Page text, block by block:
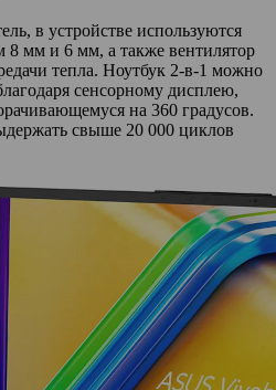
в устройстве используются
8 мм и 6 мм, а также вентилятор
тепла. Ноутбук 2-в-1 можно
сенсорному дисплею,
на 360 градусов.
свыше 20 000 циклов